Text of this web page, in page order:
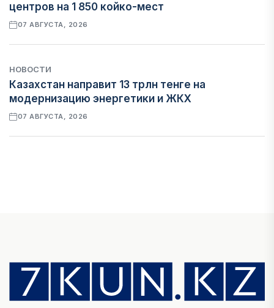
центров на 1 850 койко-мест
07 АВГУСТА, 2026
НОВОСТИ
Казахстан направит 13 трлн тенге на
модернизацию энергетики и ЖКХ
07 АВГУСТА, 2026
Денежно-кредитная политика влияет не
только на спрос, но и на предложение труда
07 АВГУСТА, 2026